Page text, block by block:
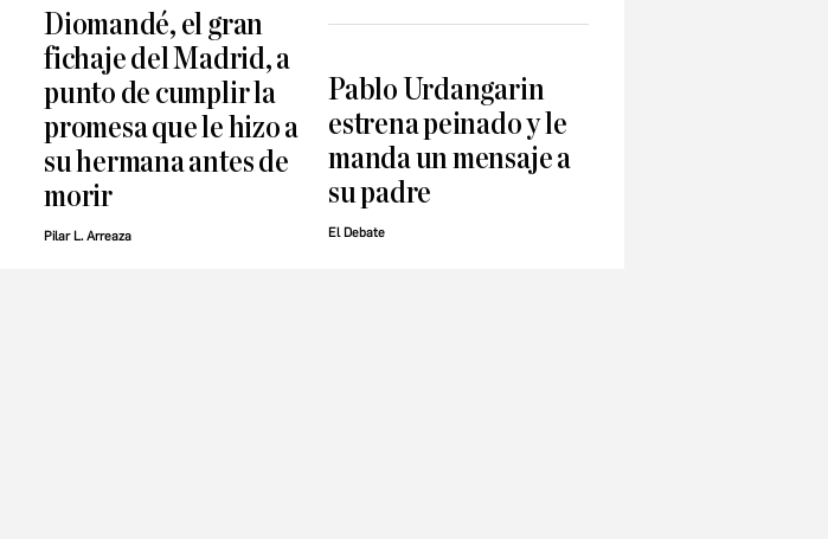
Diomandé, el gran
fichaje del Madrid, a
punto de cumplir la
promesa que le hizo a
su hermana antes de
morir
Pilar L. Arreaza
Pablo Urdangarin
estrena peinado y le
manda un mensaje a
su padre
El Debate